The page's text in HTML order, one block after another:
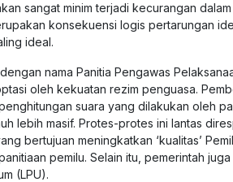
sangat minim terjadi kecurangan
konsekuensi logis pertarungan
ideal.
nama Panitia Pengawas
oleh kekuatan rezim penguasa.
suara yang dilakukan oleh
lebih masif. Protes-protes ini lantas
bertujuan meningkatkan ‘kualitas’
pemilu. Selain itu, pemerintah
(LPU).